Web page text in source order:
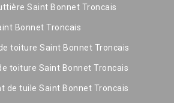
Saint Bonnet Troncais
Bonnet Troncais
toiture Saint Bonnet Troncais
toiture Saint Bonnet Troncais
de tuile Saint Bonnet Troncais